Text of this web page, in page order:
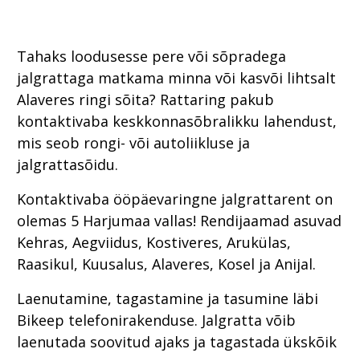
Tahaks loodusesse pere või sõpradega
jalgrattaga matkama minna või kasvõi lihtsalt
Alaveres ringi sõita? Rattaring pakub
kontaktivaba keskkonnasõbralikku lahendust,
mis seob rongi- või autoliikluse ja
jalgrattasõidu.
Kontaktivaba ööpäevaringne jalgrattarent on
olemas 5 Harjumaa vallas! Rendijaamad asuvad
Kehras, Aegviidus, Kostiveres, Arukülas,
Raasikul, Kuusalus, Alaveres, Kosel ja Anijal.
Laenutamine, tagastamine ja tasumine läbi
Bikeep telefonirakenduse. Jalgratta võib
laenutada soovitud ajaks ja tagastada ükskõik